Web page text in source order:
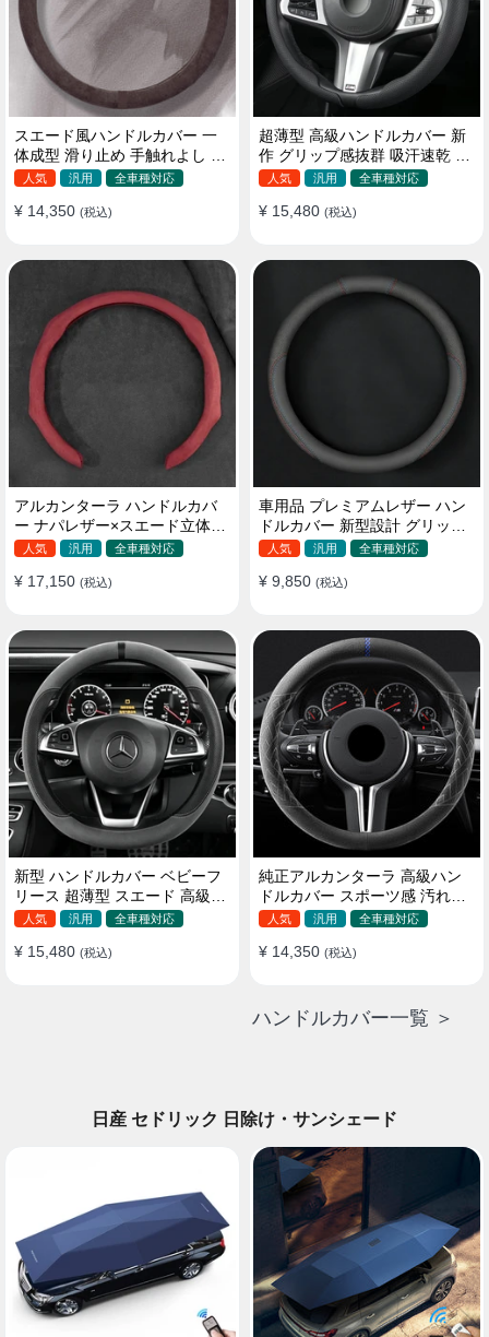
スエード風ハンドルカバー 一
体成型 滑り止め 手触れよし 吸
汗 高級感 四季汎用 35~38CM
人気 汎用 全車種対応
¥ 14,350 (税込)
超薄型 高級ハンドルカバー 新
作 グリップ感抜群 吸汗速乾 ス
エード ナパレザー 通年使用
人気 汎用 全車種対応
¥ 15,480 (税込)
アルカンターラ ハンドルカバ
ー ナパレザー×スエード立体デ
ザイン 四季汎用 O/D型兼用 38-
人気 汎用 全車種対応
¥ 17,150 (税込)
車用品 プレミアムレザー ハン
ドルカバー 新型設計 グリップ
感向上 取付簡単 滑り止め 36〜
人気 汎用 全車種対応
¥ 9,850 (税込)
新型 ハンドルカバー ベビーフ
リース 超薄型 スエード 高級感
四季汎用 3色展開 38CM
人気 汎用 全車種対応
¥ 15,480 (税込)
純正アルカンターラ 高級ハン
ドルカバー スポーツ感 汚れ防
止 おしゃれ 全車種対応
人気 汎用 全車種対応
¥ 14,350 (税込)
ハンドルカバー一覧 ＞
日産 セドリック 日除け・サンシェード